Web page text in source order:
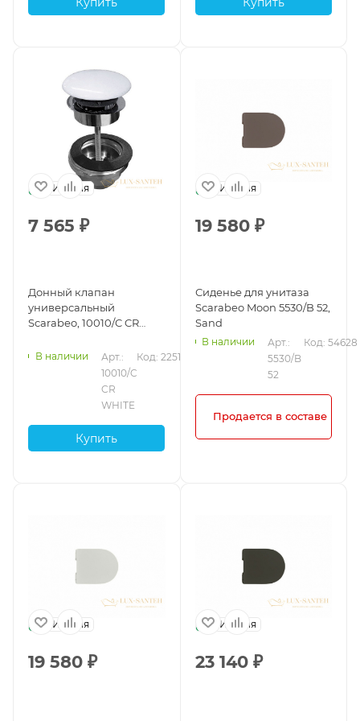
Италия
7 565 ₽
Донный клапан
универсальный
Scarabeo, 10010/C CR
раковин, хром/белый
В наличии
Арт.:
10010/C
CR
WHITE
Код: 22511
Купить
Италия
19 580₽
Сиденье для унитаза
Scarabeo Moon 5530/B 52,
Sand
В наличии
Арт.:
5530/B
52
Код: 54628
Продается в составе
Италия
19 580 ₽
Италия
23 140₽